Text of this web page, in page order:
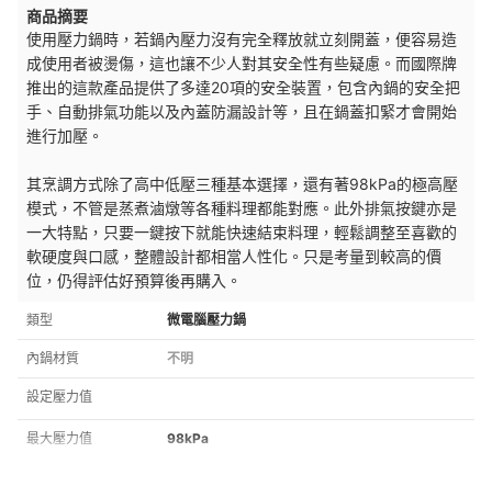
商品摘要
使用壓力鍋時，若鍋內壓力沒有完全釋放就立刻開蓋，便容易造
成使用者被燙傷，這也讓不少人對其安全性有些疑慮。而國際牌
推出的這款產品提供了多達20項的安全裝置，包含內鍋的安全把
手、自動排氣功能以及內蓋防漏設計等，且在鍋蓋扣緊才會開始
進行加壓。
其烹調方式除了高中低壓三種基本選擇，還有著98kPa的極高壓
模式，不管是蒸煮滷燉等各種料理都能對應。此外排氣按鍵亦是
一大特點，只要一鍵按下就能快速結束料理，輕鬆調整至喜歡的
軟硬度與口感，整體設計都相當人性化。只是考量到較高的價
位，仍得評估好預算後再購入。
類型 微電腦壓力鍋
內鍋材質 不明
設定壓力值
最大壓力值 98kPa